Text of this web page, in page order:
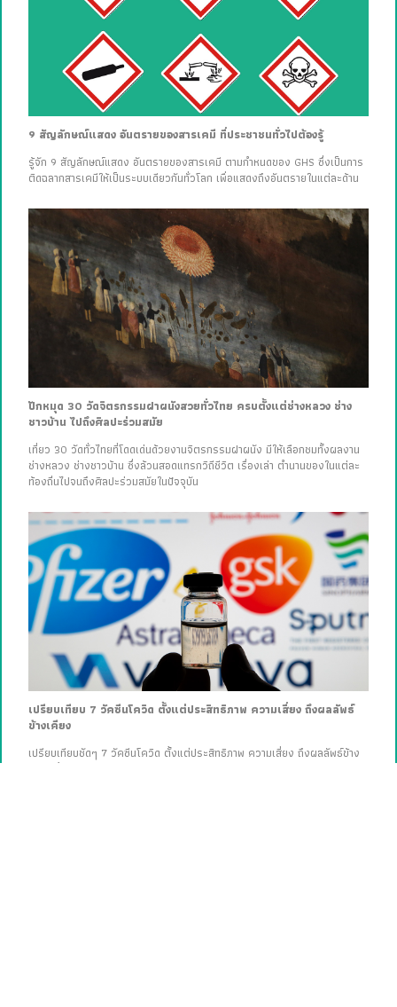
9 สัญลักษณ์แสดง อันตรายของสารเคมี ที่ประชาชนทั่วไปต้องรู้
รู้จัก 9 สัญลักษณ์แสดง อันตรายของสารเคมี ตามกำหนดของ GHS ซึ่งเป็นการ
ติดฉลากสารเคมีให้เป็นระบบเดียวกันทั่วโลก เพื่อแสดงถึงอันตรายในแต่ละด้าน
ปักหมุด 30 วัดจิตรกรรมฝาผนังสวยทั่วไทย ครบตั้งแต่ช่างหลวง ช่าง
ชาวบ้าน ไปถึงศิลปะร่วมสมัย
เที่ยว 30 วัดทั่วไทยที่โดดเด่นด้วยงานจิตรกรรมฝาผนัง มีให้เลือกชมทั้งผลงาน
ช่างหลวง ช่างชาวบ้าน ซึ่งล้วนสอดแทรกวิถีชีวิต เรื่องเล่า ตำนานของในแต่ละ
ท้องถิ่นไปจนถึงศิลปะร่วมสมัยในปัจจุบัน
เปรียบเทียบ 7 วัคซีนโควิด ตั้งแต่ประสิทธิภาพ ความเสี่ยง ถึงผลลัพธ์
ข้างเคียง
เปรียบเทียบชัดๆ 7 วัคซีนโควิด ตั้งแต่ประสิทธิภาพ ความเสี่ยง ถึงผลลัพธ์ข้าง
เคียง ทั้งไฟเซอร์-ไบโอเอ็นเทค, โมเดอร์นา, ซิโนแวค, แอสตราเซเนกา, จอห์น